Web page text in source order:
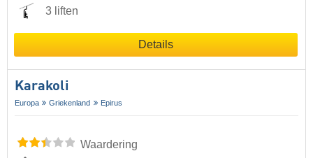
3 liften
Details
Karakoli
Europa Griekenland Epirus
Waardering